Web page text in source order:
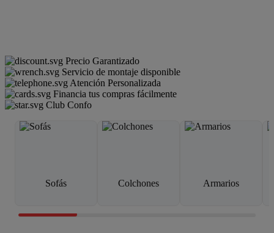
Precio Garantizado
Servicio de montaje disponible
Atención Personalizada
Financia tus compras fácilmente
Club Confo
Sofás Colchones Armarios